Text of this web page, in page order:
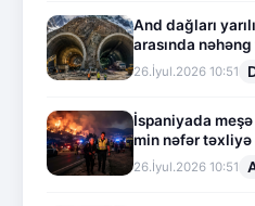
And dağları
arasında
26.İyul.2026 10:51
İspaniyada
min nəfər təxliyə
26.İyul.2026 10:51